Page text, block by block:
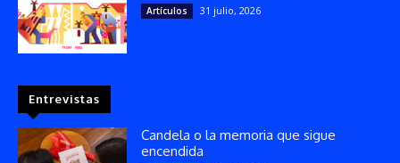
Artículos 31 julio, 2026
Entrevistas
Candela o la memoria que sigue
encendida